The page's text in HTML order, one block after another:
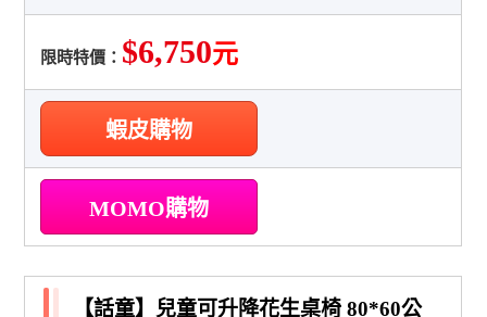
限時特價： $6,750元
蝦皮購物
MOMO購物
【話童】兒童可升降花生桌椅 80*60公